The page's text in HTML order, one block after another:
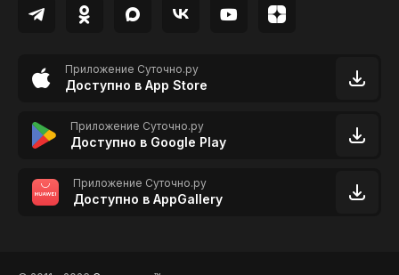
Приложение Суточно.ру
Доступно в App Store
Приложение Суточно.ру
Доступно в Google Play
Приложение Суточно.ру
Доступно в AppGallery